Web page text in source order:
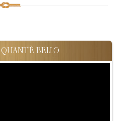
BELLO